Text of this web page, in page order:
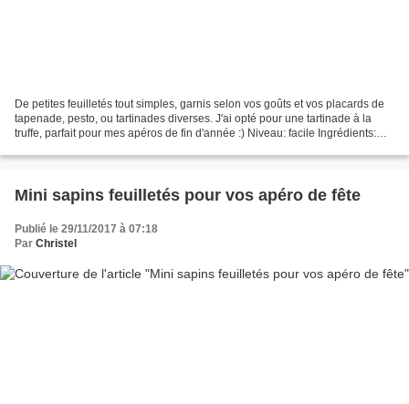
De petites feuilletés tout simples, garnis selon vos goûts et vos placards de
tapenade, pesto, ou tartinades diverses. J'ai opté pour une tartinade à la
truffe, parfait pour mes apéros de fin d'année :) Niveau: facile Ingrédients:
Mini sapins feuilletés pour vos apéro de fête
Publié le 29/11/2017 à 07:18
Par Christel